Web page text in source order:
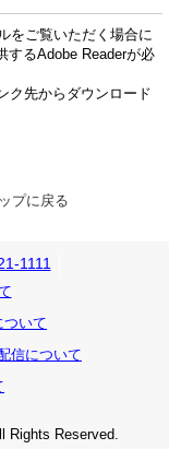
をご覧いただく場合に
するAdobe Readerが必
ク先からダウンロード
プに戻る
1111
ついて
信について
Rights Reserved.